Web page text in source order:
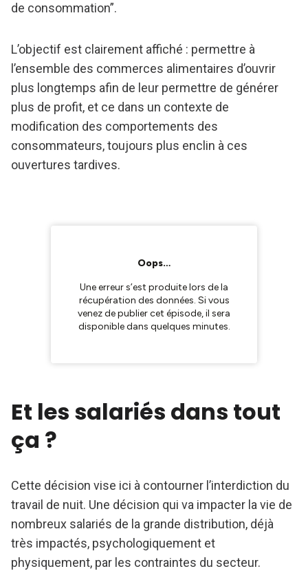
de consommation”.
L’objectif est clairement affiché : permettre à
l’ensemble des commerces alimentaires d’ouvrir
plus longtemps afin de leur permettre de générer
plus de profit, et ce dans un contexte de
modification des comportements des
consommateurs, toujours plus enclin à ces
ouvertures tardives.
Et les salariés dans tout
ça ?
Cette décision vise ici à contourner l’interdiction du
travail de nuit. Une décision qui va impacter la vie de
nombreux salariés de la grande distribution, déjà
très impactés, psychologiquement et
physiquement, par les contraintes du secteur.